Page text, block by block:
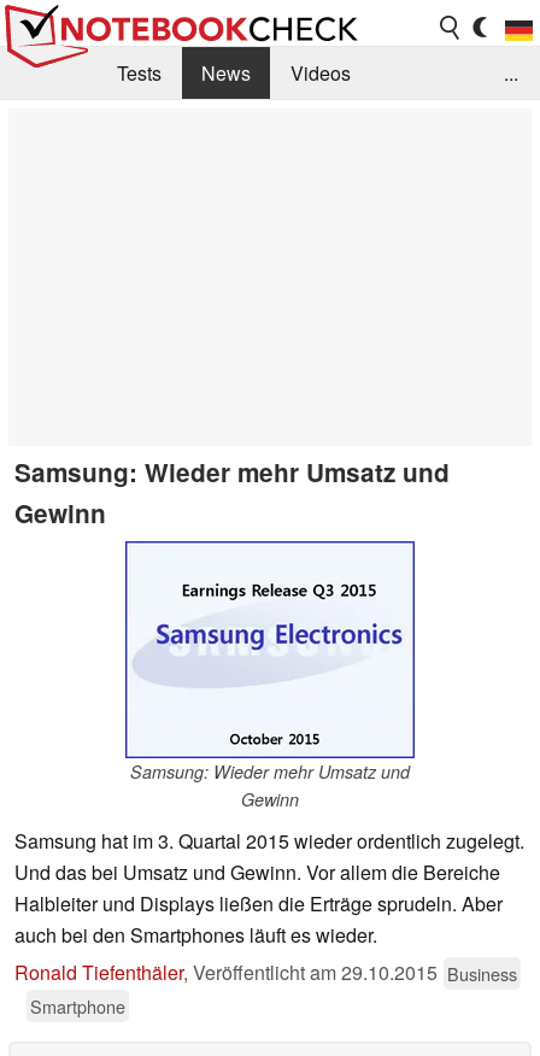
Tests News
Videos
...
Samsung: Wieder mehr Umsatz und
Gewinn
Samsung: Wieder mehr Umsatz und
Gewinn
Samsung hat im 3. Quartal 2015 wieder ordentlich zugelegt.
Und das bei Umsatz und Gewinn. Vor allem die Bereiche
Halbleiter und Displays ließen die Erträge sprudeln. Aber
auch bei den Smartphones läuft es wieder.
Ronald Tiefenthäler, Veröffentlicht am29.10.2015 Business
Smartphone